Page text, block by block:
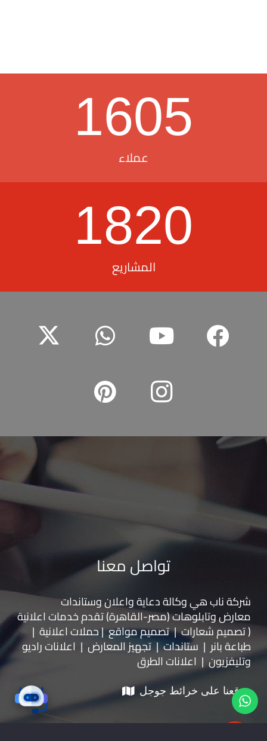
1605
عملاء
1820
المشاريع
تواصل معنا
شركة ناب هي وكالة دعاية واعلان وستاندات
معارضوتابلوهات(مصر-القاهرة) تقدم خدمات اعلانية
( تصميم شعارات | تصميم مواقع | حملات اعلانية |
طباعة بانر | ستاندات | تجهيز المعارض | اعلانات راديو
وتليفزيون | اعلانات الطرق
موقعنا على خرائط جوجل